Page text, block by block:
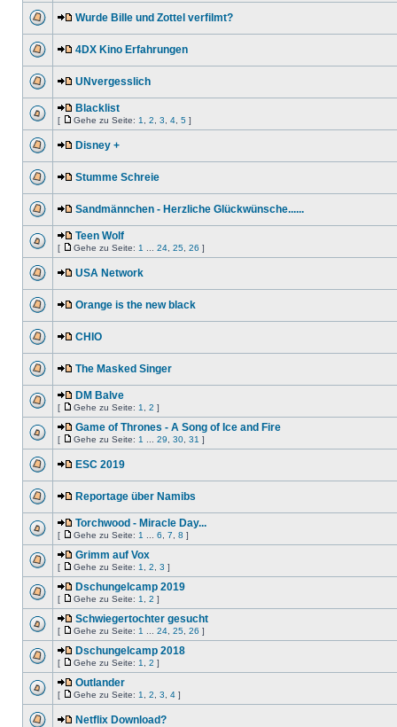
Wurde Bille und Zottel verfilmt?
4DX Kino Erfahrungen
UNvergesslich
Blacklist
[ Gehe zu Seite: 1 2 3 4 5 ]
Disney +
Stumme Schreie
Sandmännchen - Herzliche Glückwünsche......
Teen Wolf
[ Gehe zu Seite: 1 24 25 26 ]
USA Network
Orange is the new black
CHIO
The Masked Singer
DM Balve
[ Gehe zu Seite: 1 2 ]
Game of Thrones - A Song of Ice and Fire
[ Gehe zu Seite: 1 29 30 31 ]
ESC 2019
Reportage über Namibs
Torchwood - Miracle Day...
[ Gehe zu Seite: 1 6 7 8 ]
Grimm auf Vox
[ Gehe zu Seite: 1 2 3 ]
Dschungelcamp 2019
[ Gehe zu Seite: 1 2 ]
Schwiegertochter gesucht
[ Gehe zu Seite: 1 24 25 26 ]
Dschungelcamp 2018
[ Gehe zu Seite: 1 2 ]
Outlander
[ Gehe zu Seite: 1 2 3 4 ]
Netflix Download?